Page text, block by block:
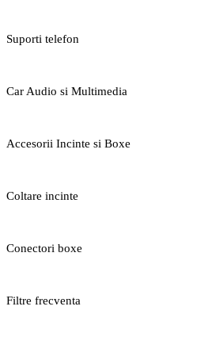
Suporti telefon
Car Audio si Multimedia
Accesorii Incinte si Boxe
Coltare incinte
Conectori boxe
Filtre frecventa